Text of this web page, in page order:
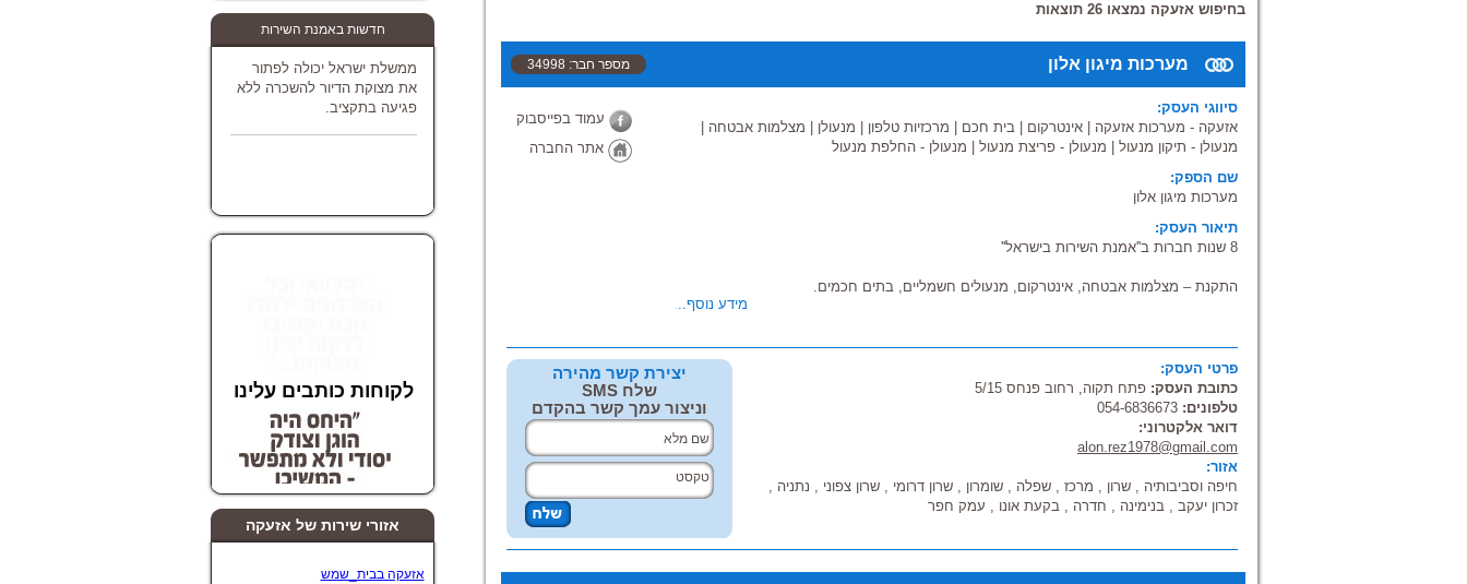
בחיפוש אזעקה נמצאו 26 תוצאות
מערכות מיגון אלון מספר חבר: 34998
סיווגי העסק:
אזעקה - מערכות אזעקה
אינטרקום בית חכם מרכזיות טלפון מנעולן מצלמות אבטחה
מנעולן - תיקון מנעול
מנעולן - פריצת מנעול
מנעולן - החלפת מנעול
שם הספק:
מערכות מיגון אלון
תיאור העסק:
8 שנות חברות ב''אמנת השירות בישראל''
התקנת – מצלמות אבטחה, אינטרקום, מנעולים חשמליים, בתים חכמים.
מערכות אבטחה, מיגון ותקשורת מעל 10 שנים.
מערכות מיגון אלון מתעסקת ב שרותי התקנת, הרכבת מכירת, אספקת
מערכות טלויזיה במעגל סגור, בכל סוגי מצלמות אבטחה ו מערכות תקשורת,
אינטרקום, מנעולים חשמליים, בתים חכמים ו מנעולים אלקטרוניים, אזעקות
קוויות ו\או אלחוטיות, התקנת קודנים ואלקטרומגנט ומצלמות אבטחה במעגל סגור.
שירות אחזקה למשרדים ארגונים ומוסדות.
אנו מספקים את כל שרותי המיגון לבית ולעסק, כמו כן אנו מספקים ייעוץ למיגון הבית
מידע נוסף...
עמוד בפייסבוק
אתר החברה
פרטי העסק:
כתובת העסק: פתח תקוה, רחוב פנחס 5/15
טלפונים: 054-6836673
דואר אלקטרוני:
alon.rez1978@gmail.com
אזור:
חיפה וסביבותיה , שרון , מרכז , שפלה , שומרון , שרון דרומי , שרון צפוני , נתניה ,
זכרון יעקב , בנימינה , חדרה , בקעת אונו , עמק חפר
יצירת קשר מהירה
שלח SMS
וניצור עמך קשר בהקדם
חדשות באמנת השירות
ממשלת ישראל יכולה לפתור
את מצוקת הדיור להשכרה ללא
פגיעה בתקציב.
לקוחות כותבים עלינו
לקוחות כותבים עלינו
אזורי שירות של אזעקה
אזעקה בבית_שמש